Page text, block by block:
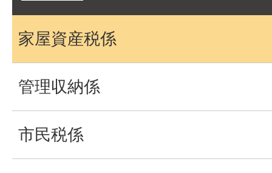
家屋資産税係
管理収納係
市民税係